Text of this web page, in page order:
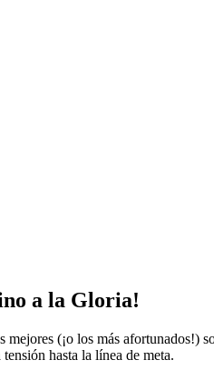
a la Gloria!
mejores (¡o los más
hasta la línea de meta.